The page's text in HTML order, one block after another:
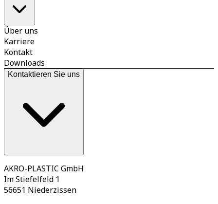
Über uns
Karriere
Kontakt
Downloads
Kontaktieren Sie uns
AKRO-PLASTIC GmbH
Im Stiefelfeld 1
56651 Niederzissen